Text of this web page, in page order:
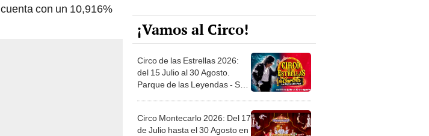
cuenta con un 10,916%
¡Vamos al Circo!
Circo de las Estrellas 2026:
del 15 Julio al 30 Agosto.
Parque de las Leyendas - San
Circo Montecarlo 2026: Del 17
de Julio hasta el 30 Agosto en